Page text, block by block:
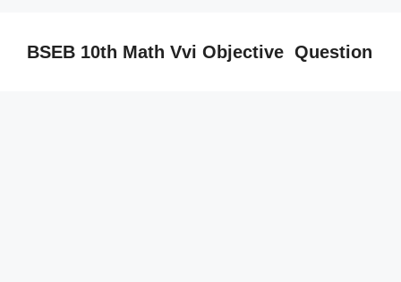
BSEB 10th Math Vvi Objective Question